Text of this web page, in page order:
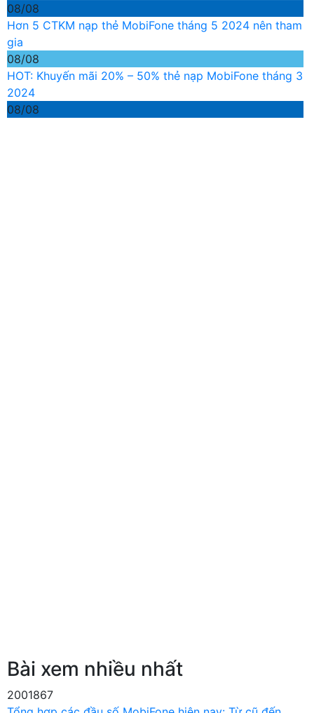
08/08
Hơn 5 CTKM nạp thẻ MobiFone tháng 5 2024 nên tham
gia
08/08
HOT: Khuyến mãi 20% – 50% thẻ nạp MobiFone tháng 3
2024
08/08
Bài xem nhiều nhất
2001867